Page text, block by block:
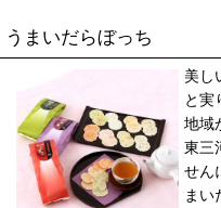
うまいだらぼっち
美し
と実
地域
東三
せん
まい